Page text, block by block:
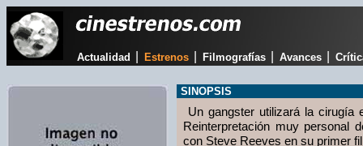
Actualidad Estrenos Filmografías Avances
SINOPSIS
Un gangster utilizará la cirugía
Reinterpretación muy personal
con Steve Reeves en su primer